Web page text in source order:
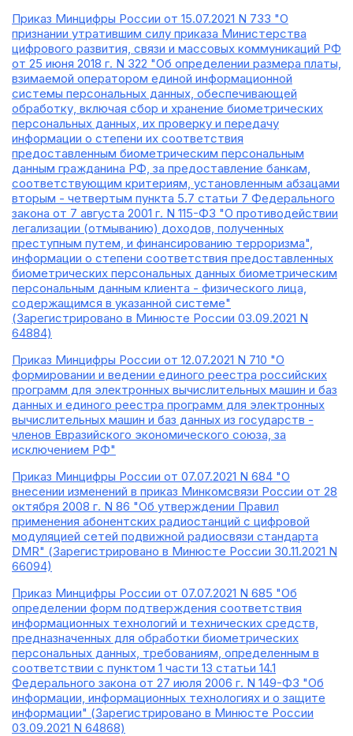
Приказ Минцифры России от 15.07.2021 N 733 "О
признании утратившим силу приказа Министерства
цифрового развития, связи и массовых коммуникаций РФ
от 25 июня 2018 г. N 322 "Об определении размера платы,
взимаемой оператором единой информационной
системы персональных данных, обеспечивающей
обработку, включая сбор и хранение биометрических
персональных данных, их проверку и передачу
информации о степени их соответствия
предоставленным биометрическим персональным
данным гражданина РФ, за предоставление банкам,
соответствующим критериям, установленным абзацами
вторым - четвертым пункта 5.7 статьи 7 Федерального
закона от 7 августа 2001 г. N 115-ФЗ "О противодействии
легализации (отмыванию) доходов, полученных
преступным путем, и финансированию терроризма",
информации о степени соответствия предоставленных
биометрических персональных данных биометрическим
персональным данным клиента - физического лица,
содержащимся в указанной системе"
(Зарегистрировано в Минюсте России 03.09.2021 N
64884)
Приказ Минцифры России от 12.07.2021 N 710 "О
формировании и ведении единого реестра российских
программ для электронных вычислительных машин и баз
данных и единого реестра программ для электронных
вычислительных машин и баз данных из государств -
членов Евразийского экономического союза, за
исключением РФ"
Приказ Минцифры России от 07.07.2021 N 684 "О
внесении изменений в приказ Минкомсвязи России от 28
октября 2008 г. N 86 "Об утверждении Правил
применения абонентских радиостанций с цифровой
модуляцией сетей подвижной радиосвязи стандарта
DMR" (Зарегистрировано в Минюсте России 30.11.2021 N
66094)
Приказ Минцифры России от 07.07.2021 N 685 "Об
определении форм подтверждения соответствия
информационных технологий и технических средств,
предназначенных для обработки биометрических
персональных данных, требованиям, определенным в
соответствии с пунктом 1 части 13 статьи 14.1
Федерального закона от 27 июля 2006 г. N 149-ФЗ "Об
информации, информационных технологиях и о защите
информации" (Зарегистрировано в Минюсте России
03.09.2021 N 64868)